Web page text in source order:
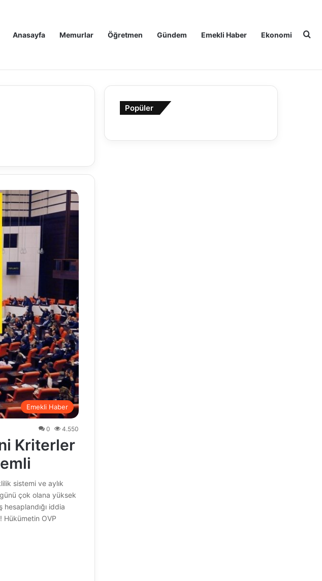
Anasayfa Memurlar Öğretmen Gündem Emekli Haber Ekonomi
Emekli Haber
0 4.550
Kriterler
sistemi ve aylık
çok olana yüksek
iddia
Hükümetin OVP
Popüler